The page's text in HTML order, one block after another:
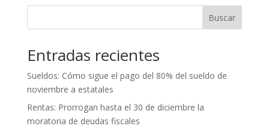
Buscar
Entradas recientes
Sueldos: Cómo sigue el pago del 80% del sueldo de
noviembre a estatales
Rentas: Prorrogan hasta el 30 de diciembre la
moratoria de deudas fiscales